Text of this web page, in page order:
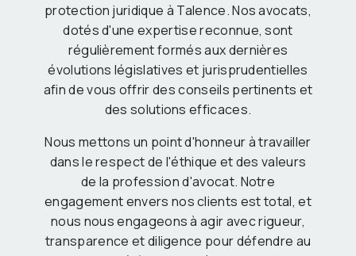
protection juridique à Talence. Nos avocats,
dotés d'une expertise reconnue, sont
régulièrement formés aux dernières
évolutions législatives et jurisprudentielles
afin de vous offrir des conseils pertinents et
des solutions efficaces.
Nous mettons un point d'honneur à travailler
dans le respect de l'éthique et des valeurs
de la profession d'avocat. Notre
engagement envers nos clients est total, et
nous nous engageons à agir avec rigueur,
transparence et diligence pour défendre au